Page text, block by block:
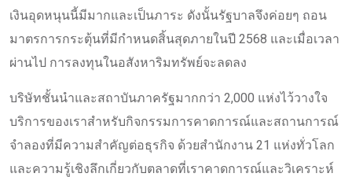
เงินอุดหนุนนี้มีมากและเป็นภาระ ดังนั้นรัฐบาลจึงค่อยๆ ถอน
มาตรการกระตุ้นที่มีกำหนดสิ้นสุดภายในปี 2568 และเมื่อเวลา
ผ่านไป การลงทุนในอสังหาริมทรัพย์จะลดลง
บริษัทชั้นนำและสถาบันภาครัฐมากกว่า 2,000 แห่งไว้วางใจ
บริการของเราสำหรับกิจกรรมการคาดการณ์และสถานการณ์
จำลองที่มีความสำคัญต่อธุรกิจ ด้วยสำนักงาน 21 แห่งทั่วโลก
และความรู้เชิงลึกเกี่ยวกับตลาดที่เราคาดการณ์และวิเคราะห์